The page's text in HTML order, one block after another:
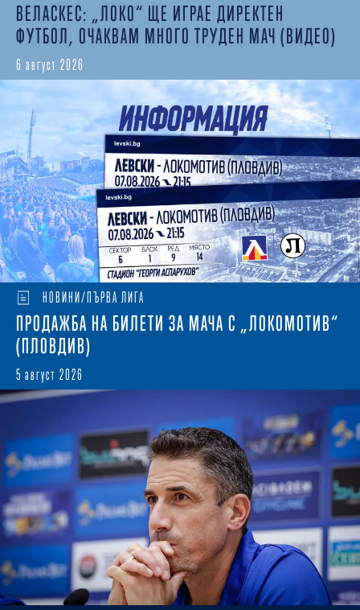
ВЕЛАСКЕС: „ЛОКО“ ЩЕ ИГРАЕ ДИРЕКТЕН
ФУТБОЛ, ОЧАКВАМ МНОГО ТРУДЕН МАЧ (ВИДЕО)
6 август 2026
НОВИНИ/ПЪРВА ЛИГА
ПРОДАЖБА НА БИЛЕТИ ЗА МАЧА С „ЛОКОМОТИВ“
(ПЛОВДИВ)
5 август 2026